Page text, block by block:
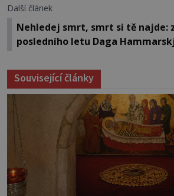
Další článek
Nehledej smrt, smrt si tě najde:
posledního letu Daga
Související články